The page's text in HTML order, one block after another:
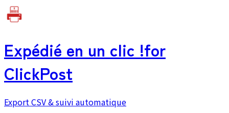
Expédié en un clic !for
ClickPost
Export CSV & suivi automatique